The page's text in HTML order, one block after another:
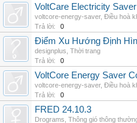
VoltCare Electricity
voltcore-energy-saver, Điều hoà
Trả lời:
0
Điểm Xu Hướng Định
designplus Thời trang
Trả lời:
0
VoltCore Energy Saver
voltcore-energy-saver, Điều hoà
Trả lời:
0
FRED 24.10.3
Drograms Thông gió thông